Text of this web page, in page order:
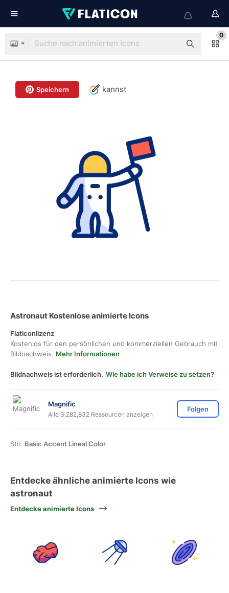
0
Speichern kannst
Astronaut Kostenlose animierte Icons
Flaticonlizenz
Kostenlos für den persönlichen und kommerziellen Gebrauch mit
Bildnachweis. Mehr Informationen
Bildnachweis ist erforderlich. Wie habe ich Verweise zu setzen?
Magnific
Alle 3,282,832 Ressourcen anzeigen
Folgen
Stil: Basic Accent Lineal Color
Entdecke ähnliche animierte Icons wie
astronaut
Entdecke animierte Icons